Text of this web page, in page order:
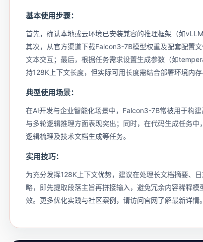
基本使用步骤：
首先，确认本地或云环境已安装兼容的推理框架（如
其次，从官方渠道下载Falcon3-7B模型权重及配套配置
文本交互；最后，根据任务需求设置生成参数（如
持128K上下文长度，但实际可用长度需结合部署环境内存
典型使用场景：
在AI开发与企业智能化场景中，Falcon3-7B常被用于构
与多轮逻辑推理方面表现突出；同时，在代码生成任务
逻辑梳理及技术文档生成等任务。
实用技巧：
为充分发挥128K上下文优势，建议在处理长文档摘要、
略，即先提取段落主旨再拼接输入，避免冗余内容稀释
效。更多优化实践与社区案例，请访问官网了解最新详情。